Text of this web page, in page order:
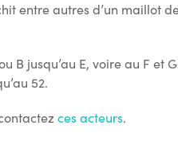
entre autres d’un maillot
B jusqu’au E, voire au F
52.
ces acteurs.